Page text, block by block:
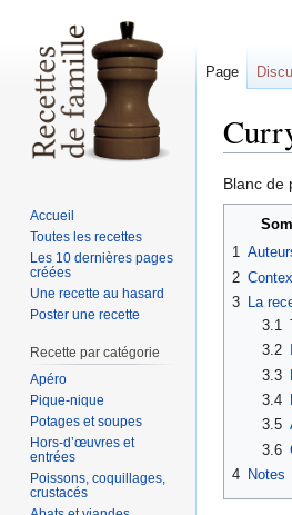
Sauter
à
Sauter
à
recherche
Blanc de
1
2
3 La
3.1
3.2
3.3
3.4
3.5
3.6
4 Notes
Page
Accueil
Toutes les recettes
Les 10 dernières pages
créées
Une recette au hasard
Poster une recette
Recette par catégorie
Apéro
Pique-nique
Potages et soupes
Hors-d’œuvres et
entrées
Poissons, coquillages,
crustacés